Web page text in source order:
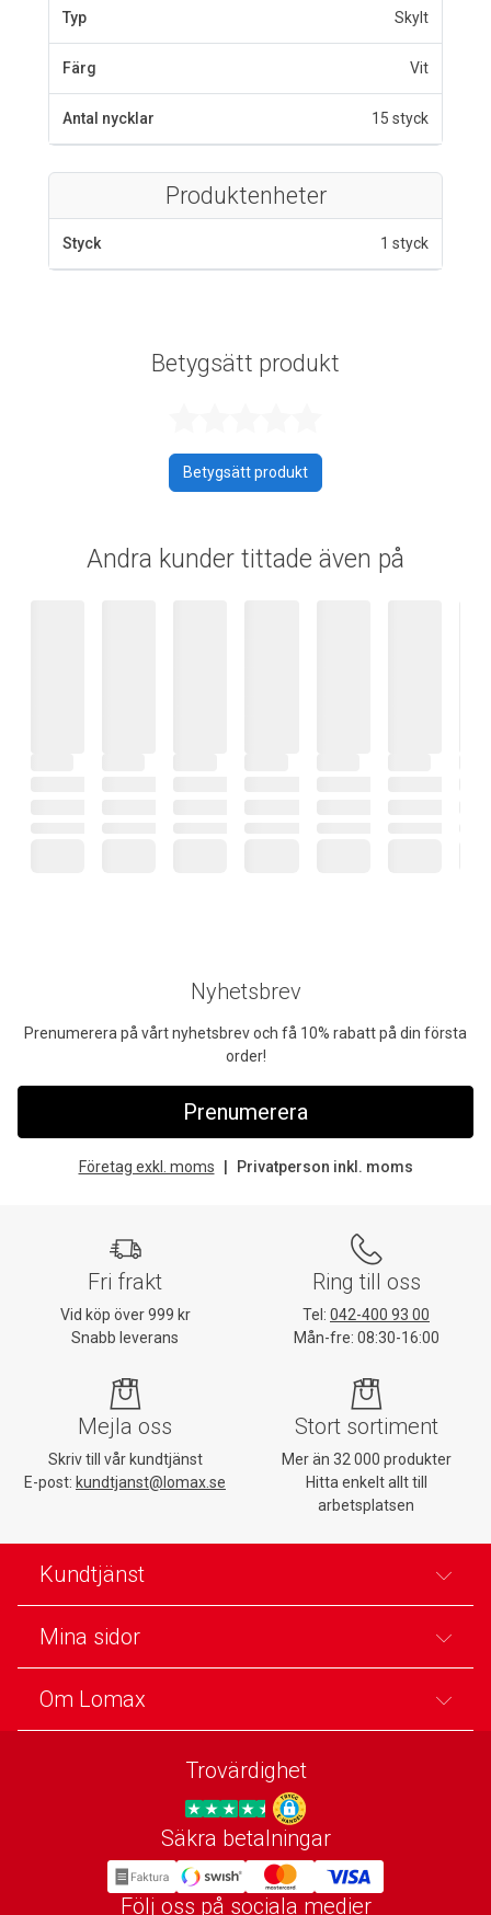
Typ Skylt
Färg Vit
Antal nycklar 15 styck
Produktenheter
Styck 1 styck
Betygsätt produkt
Betygsätt produkt
Andra kunder tittade även på
Nyhetsbrev
Prenumerera på vårt nyhetsbrev och få 10% rabatt på din första
order!
Prenumerera
Företag exkl. moms Privatperson inkl. moms
Fri frakt
Vid köp över 999 kr
Snabb leverans
Ring till oss
Tel: 042-400 93 00
Mån-fre: 08:30-16:00
Mejla oss
Skriv till vår kundtjänst
E-post: kundtjanst@lomax.se
Stort sortiment
Mer än 32 000 produkter
Hitta enkelt allt till
arbetsplatsen
Kundtjänst
Mina sidor
Om Lomax
Trovärdighet
Trygg E-handel
Säkra betalningar
Följ oss på sociala medier